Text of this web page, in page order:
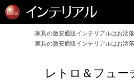
家具の激安通販インテリアルはお洒
家具の激安通販インテリアルはお洒
レトロ＆フュー